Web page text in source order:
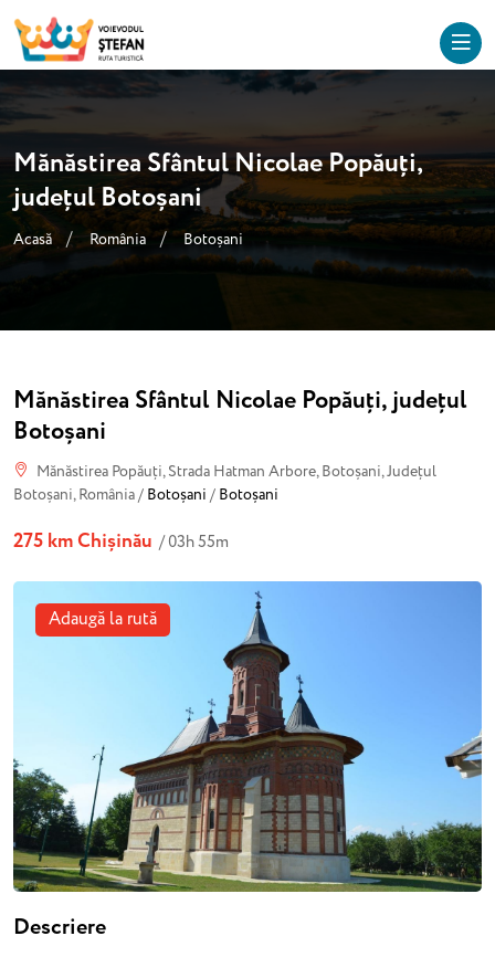
Mănăstirea Sfântul Nicolae Popăuți,
județul Botoșani
Acasă România Botoșani
Mănăstirea Sfântul Nicolae Popăuți, județul
Botoșani
Mănăstirea Popăuți, Strada Hatman Arbore, Botoșani, Județul
Botoșani, România / Botoșani / Botoșani
275 km Chișinău / 03h 55m
Adaugă la rută
Descriere